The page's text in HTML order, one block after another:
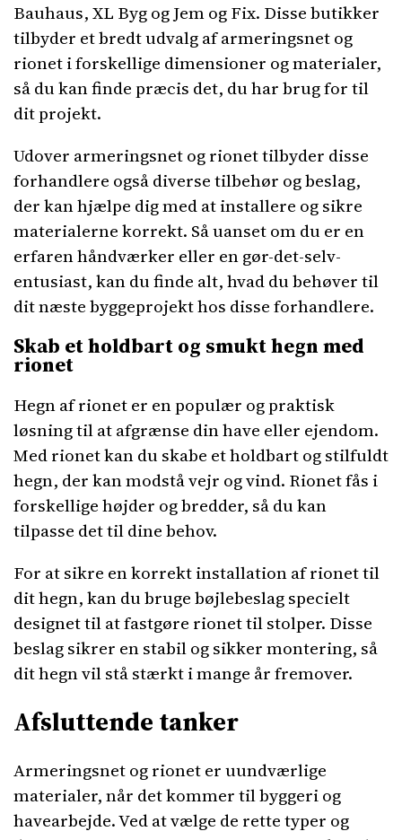
Bauhaus, XL Byg og Jem og Fix. Disse butikker
tilbyder et bredt udvalg af armeringsnet og
rionet i forskellige dimensioner og materialer,
så du kan finde præcis det, du har brug for til
dit projekt.
Udover armeringsnet og rionet tilbyder disse
forhandlere også diverse tilbehør og beslag,
der kan hjælpe dig med at installere og sikre
materialerne korrekt. Så uanset om du er en
erfaren håndværker eller en gør-det-selv-
entusiast, kan du finde alt, hvad du behøver til
dit næste byggeprojekt hos disse forhandlere.
Skab et holdbart og smukt hegn med
rionet
Hegn af rionet er en populær og praktisk
løsning til at afgrænse din have eller ejendom.
Med rionet kan du skabe et holdbart og stilfuldt
hegn, der kan modstå vejr og vind. Rionet fås i
forskellige højder og bredder, så du kan
tilpasse det til dine behov.
For at sikre en korrekt installation af rionet til
dit hegn, kan du bruge bøjlebeslag specielt
designet til at fastgøre rionet til stolper. Disse
beslag sikrer en stabil og sikker montering, så
dit hegn vil stå stærkt i mange år fremover.
Afsluttende tanker
Armeringsnet og rionet er uundværlige
materialer, når det kommer til byggeri og
havearbejde. Ved at vælge de rette typer og